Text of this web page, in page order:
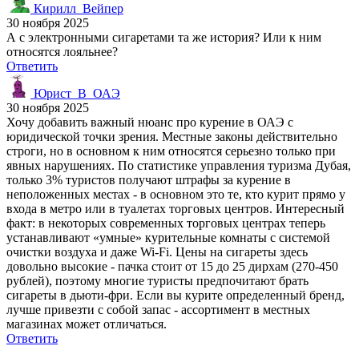
Кирилл_Вейпер
30 ноября 2025
А с электронными сигаретами та же история? Или к ним
относятся лояльнее?
Ответить
Юрист_В_ОАЭ
30 ноября 2025
Хочу добавить важный нюанс про курение в ОАЭ с
юридической точки зрения. Местные законы действительно
строги, но в основном к ним относятся серьезно только при
явных нарушениях. По статистике управления туризма Дубая,
только 3% туристов получают штрафы за курение в
неположенных местах - в основном это те, кто курит прямо у
входа в метро или в туалетах торговых центров. Интересный
факт: в некоторых современных торговых центрах теперь
устанавливают «умные» курительные комнаты с системой
очистки воздуха и даже Wi-Fi. Цены на сигареты здесь
довольно высокие - пачка стоит от 15 до 25 дирхам (270-450
рублей), поэтому многие туристы предпочитают брать
сигареты в дьюти-фри. Если вы курите определенный бренд,
лучше привезти с собой запас - ассортимент в местных
магазинах может отличаться.
Ответить